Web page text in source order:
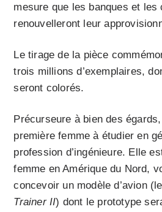
mesure que les banques et les
renouvelleront leur
Le tirage de la pièce
trois millions d’exemplaires,
seront colorés.
Précurseure à bien des
première femme à étudier en
profession d’ingénieure. Elle
femme en Amérique du Nord,
concevoir un modèle d’avion (le
Trainer II) dont le prototype